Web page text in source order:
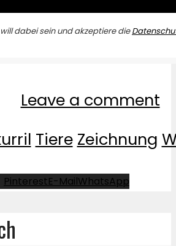
dabei sein und akzeptiere die
Leave a comment
Tiere Zeichnung
PinterestE-MailWhatsApp